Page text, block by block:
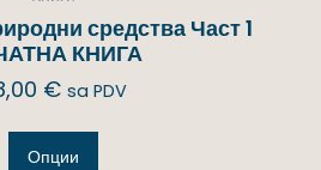
средства Част 1
КНИГА
€ sa PDV
Опции